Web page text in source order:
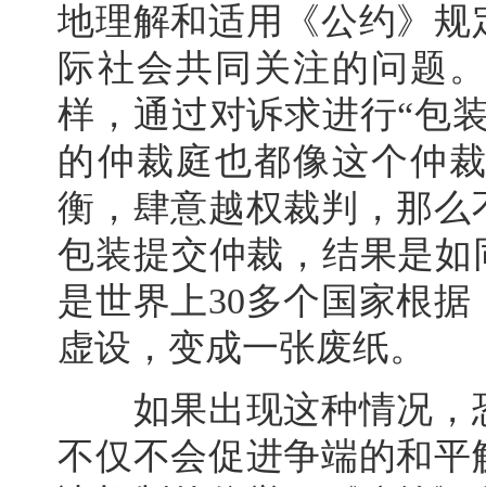
地理解和适用《公约》
际社会共同关注的问题
样，通过对诉求进行“包
的仲裁庭也都像这个仲
衡，肆意越权裁判，那
包装提交仲裁，结果是
是世界上30多个国家根
虚设，变成一张废纸。
如果出现这种情况，
不仅不会促进争端的和